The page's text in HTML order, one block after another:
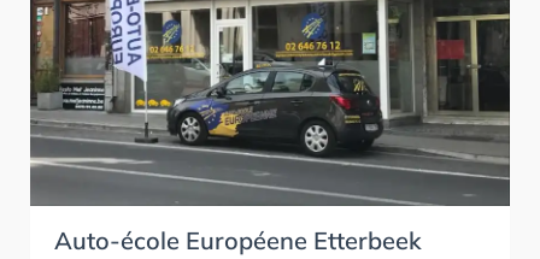
Auto-école Européene Etterbeek